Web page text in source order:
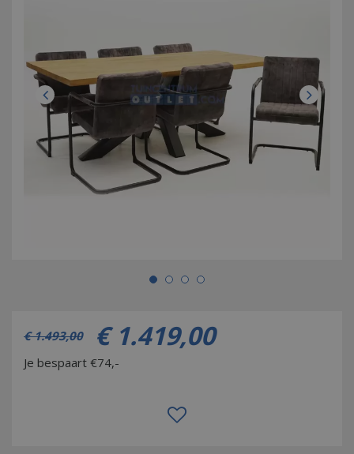
€ 1.493,00 € 1.419,00
Je bespaart €74,-